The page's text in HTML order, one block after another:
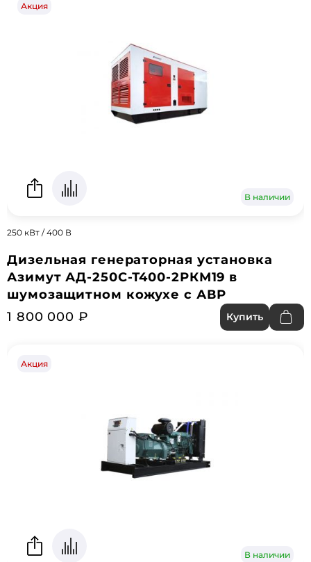
Акция
В наличии
250 кВт / 400 В
Дизельная генераторная установка
Азимут АД-250С-Т400-2РКМ19 в
шумозащитном кожухе с АВР
1 800 000 ₽
Купить
Акция
В наличии